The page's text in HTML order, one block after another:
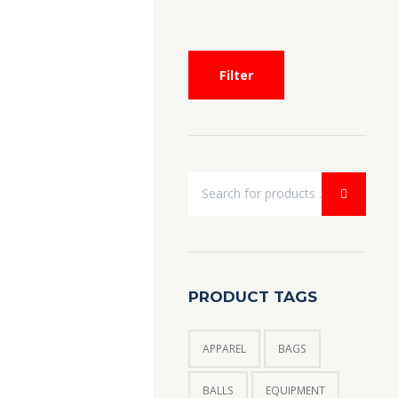
Filter
PRODUCT TAGS
APPAREL BAGS
BALLS EQUIPMENT